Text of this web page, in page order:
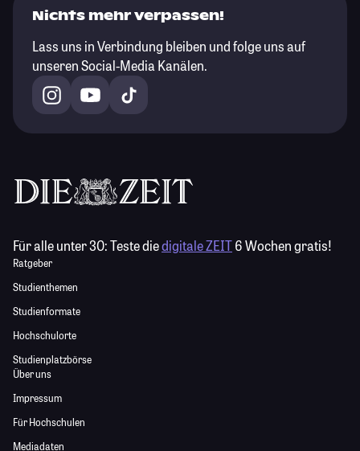
Nichts mehr verpassen!
Lass uns in Verbindung bleiben und folge uns auf
unseren Social-Media Kanälen.
Für alle unter 30:Teste diedigitale ZEIT6 Wochen gratis!
Ratgeber
Studienthemen
Studienformate
Hochschulorte
Studienplatzbörse
Über uns
Impressum
Für Hochschulen
Mediadaten